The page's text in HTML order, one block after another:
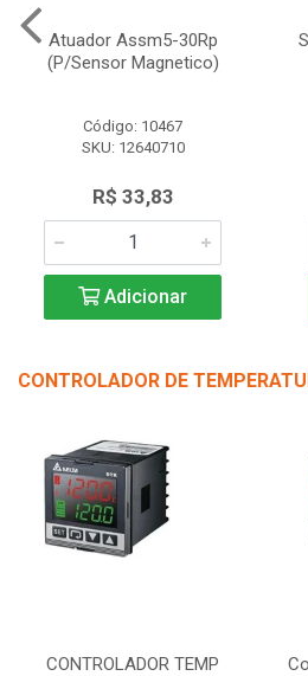
Atuador Assm5-30Rp
(P/Sensor Magnetico)
Código: 10467
SKU: 12640710
R$ 33,83
Adicionar
CONTROLADOR DE
CONTROLADOR TEMP